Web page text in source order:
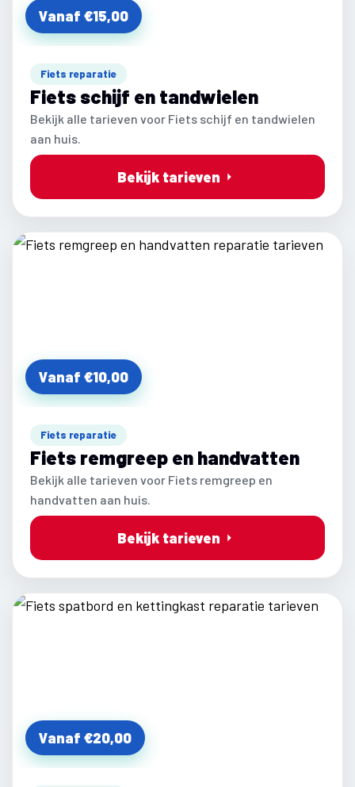
Vanaf €15,00
Fiets reparatie
Fiets schijf en tandwielen
Bekijk alle tarieven voor Fiets schijf en tandwielen
aan huis.
Bekijk tarieven
Vanaf €10,00
Fiets reparatie
Fiets remgreep en handvatten
Bekijk alle tarieven voor Fiets remgreep en
handvatten aan huis.
Bekijk tarieven
Vanaf €20,00